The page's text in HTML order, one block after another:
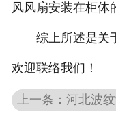
风风扇安装在柜体
综上所述是关于
欢迎联络我们！
上一条：河北波